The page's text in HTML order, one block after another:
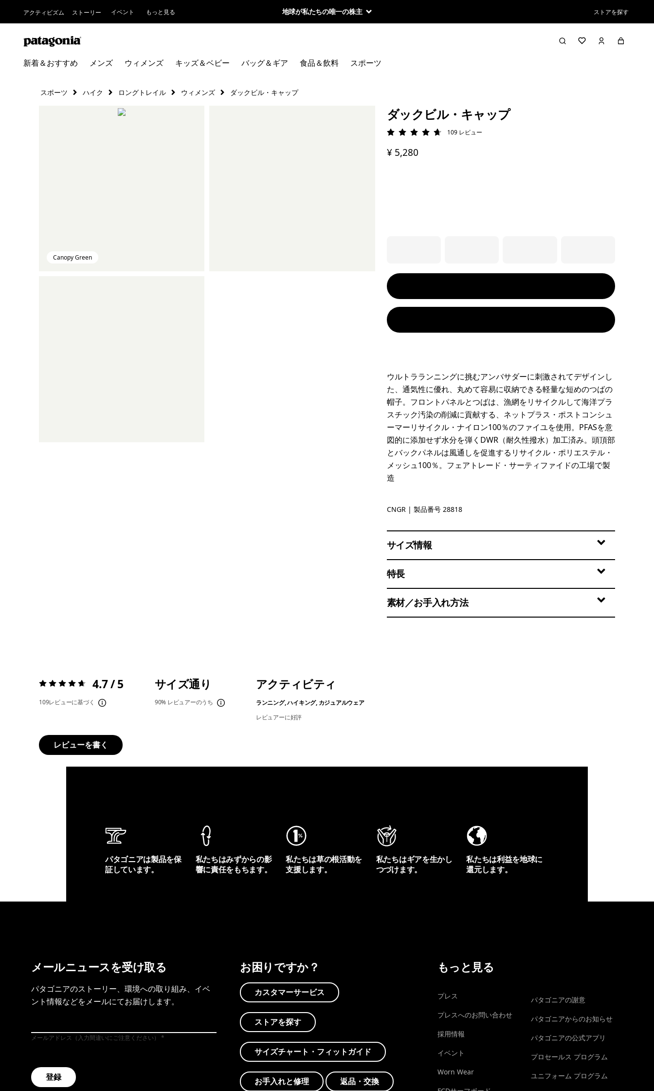
アクティビズム ストーリー イベント もっと見る 地球が私たちの唯一の株主 ストアを探す
新着＆おすすめ メンズ ウィメンズ キッズ＆ベビー バッグ＆ギア 食品＆飲料 スポーツ
スポーツ ハイク ロングトレイル ウィメンズ ダックビル・キャップ
Canopy Green
ダックビル・キャップ
評価: 4.7 / 5109 レビュー
¥ 5,280
ウルトラランニングに挑むアンバサダーに刺激されてデザインし
た、通気性に優れ、丸めて容易に収納できる軽量な短めのつばの
帽子。フロントパネルとつばは、漁網をリサイクルして海洋プラ
スチック汚染の削減に貢献する、ネットプラス・ポストコンシュ
ーマーリサイクル・ナイロン100％のファイユを使用。PFASを意
図的に添加せず水分を弾くDWR（耐久性撥水）加工済み。頭頂部
とバックパネルは風通しを促進するリサイクル・ポリエステル・
メッシュ100％。フェアトレード・サーティファイドの工場で製
造
Canopy Green
CNGR | 製品番号 28818
サイズ情報
特長
素材／お手入れ方法
評価:4.7 / 5 4.7 / 5
109レビューに基づく
サイズ通り
90% レビュアーのうち
アクティビティ
ランニング, ハイキング, カジュアルウェア
レビュアーに好評
レビューを書く
パタゴニアは製品を保
証しています。
私たちはみずからの影
響に責任をもちます。
私たちは草の根活動を
支援します。
私たちはギアを生かし
つづけます。
私たちは利益を地球に
還元します。
メールニュースを受け取る
パタゴニアのストーリー、環境への取り組み、イベ
ント情報などをメールにてお届けします。
メールアドレス（入力間違いにご注意ください）
登録
お困りですか？
カスタマーサービス
ストアを探す
サイズチャート・フィットガイド
お手入れと修理 返品・交換
もっと見る
プレス
プレスへのお問い合わせ
採用情報
イベント
Worn Wear
パタゴニアの謝意
パタゴニアからのお知らせ
パタゴニアの公式アプリ
プロセールス プログラム
ユニフォーム プログラム